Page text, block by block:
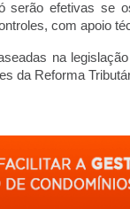
serão efetivas se
com apoio
na
da Reforma